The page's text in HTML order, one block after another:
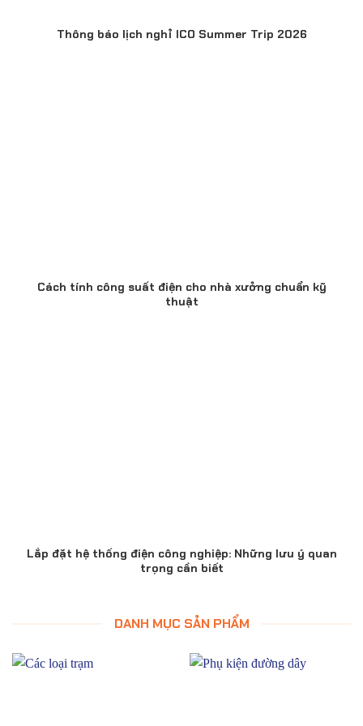
Thông báo lịch nghỉ ICO Summer Trip 2026
Cách tính công suất điện cho nhà xưởng chuẩn kỹ
thuật
Lắp đặt hệ thống điện công nghiệp: Những lưu ý quan
trọng cần biết
DANH MỤC SẢN PHẨM